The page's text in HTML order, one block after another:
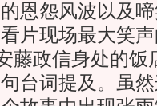
恩怨风波以及
片现场最大笑
藤政信身处的
台词提及。虽